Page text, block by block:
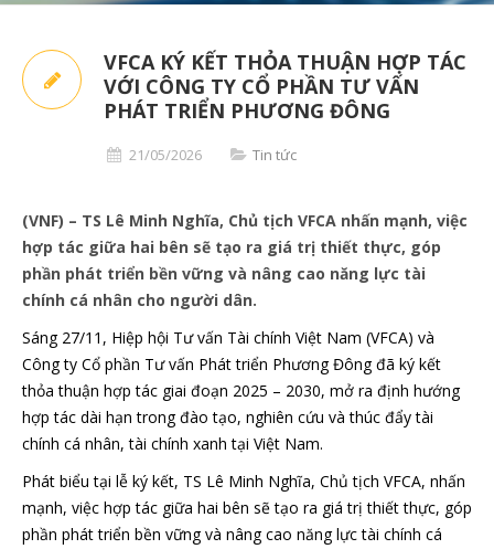
VFCA KÝ KẾT THỎA THUẬN HỢP TÁC
VỚI CÔNG TY CỔ PHẦN TƯ VẤN
PHÁT TRIỂN PHƯƠNG ĐÔNG
21/05/2026 Tin tức
(VNF) – TS Lê Minh Nghĩa, Chủ tịch VFCA nhấn mạnh, việc
hợp tác giữa hai bên sẽ tạo ra giá trị thiết thực, góp
phần phát triển bền vững và nâng cao năng lực tài
chính cá nhân cho người dân.
Sáng 27/11, Hiệp hội Tư vấn Tài chính Việt Nam (VFCA) và
Công ty Cổ phần Tư vấn Phát triển Phương Đông đã ký kết
thỏa thuận hợp tác giai đoạn 2025 – 2030, mở ra định hướng
hợp tác dài hạn trong đào tạo, nghiên cứu và thúc đẩy tài
chính cá nhân, tài chính xanh tại Việt Nam.
Phát biểu tại lễ ký kết, TS Lê Minh Nghĩa, Chủ tịch VFCA, nhấn
mạnh, việc hợp tác giữa hai bên sẽ tạo ra giá trị thiết thực, góp
phần phát triển bền vững và nâng cao năng lực tài chính cá